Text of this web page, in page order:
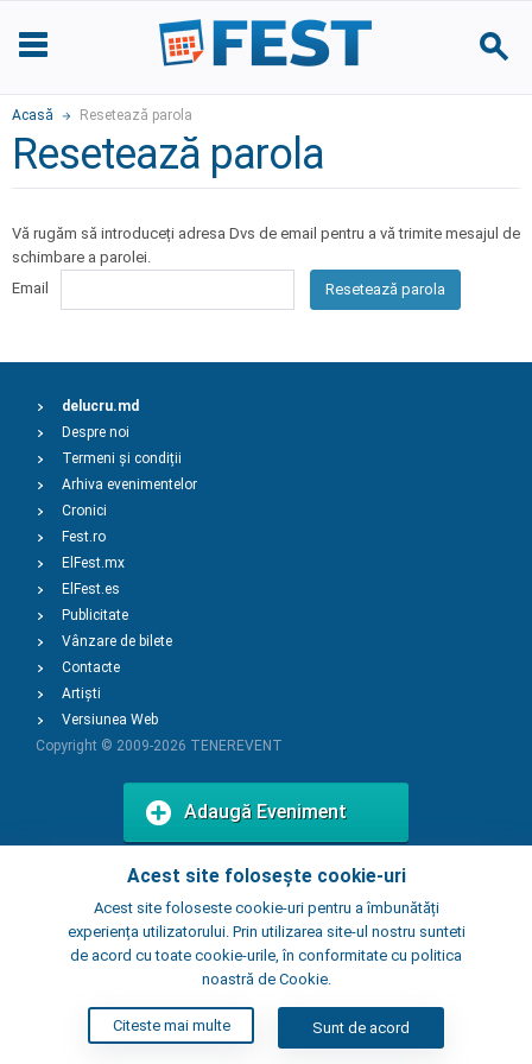
Acasă Resetează parola
Resetează parola
Vă rugăm să introduceți adresa Dvs de email pentru a vă trimite mesajul de
schimbare a parolei.
Email
Resetează parola
Acest site folosește cookie-uri
Acest site foloseste cookie-uri pentru a îmbunătăți
experiența utilizatorului. Prin utilizarea site-ul nostru sunteti
de acord cu toate cookie-urile, în conformitate cu politica
noastră de Cookie.
Citeste mai multe Sunt de acord
delucru.md
Despre noi
Termeni și condiții
Arhiva evenimentelor
Cronici
Fest.ro
ElFest.mx
ElFest.es
Publicitate
Vânzare de bilete
Contacte
Artiști
Versiunea Web
Copyright © 2009-2026 TENEREVENT
Adaugă Eveniment
Adaugă Local